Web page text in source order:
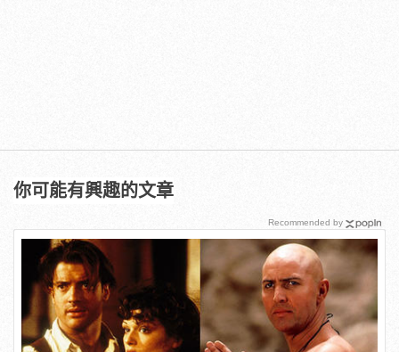
你可能有興趣的文章
Recommended by